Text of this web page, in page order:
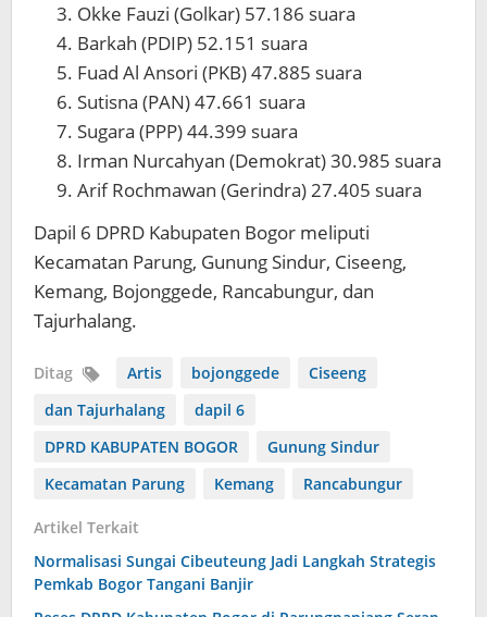
Okke Fauzi (Golkar) 57.186 suara
Barkah (PDIP) 52.151 suara
Fuad Al Ansori (PKB) 47.885 suara
Sutisna (PAN) 47.661 suara
Sugara (PPP) 44.399 suara
Irman Nurcahyan (Demokrat) 30.985 suara
Arif Rochmawan (Gerindra) 27.405 suara
Dapil 6 DPRD Kabupaten Bogor meliputi
Kecamatan Parung, Gunung Sindur, Ciseeng,
Kemang, Bojonggede, Rancabungur, dan
Tajurhalang.
Ditag Artis bojonggede
Ciseeng
dan Tajurhalang
dapil 6
DPRD KABUPATEN BOGOR
Gunung Sindur
Kecamatan Parung
Kemang Rancabungur
Artikel Terkait
Normalisasi Sungai Cibeuteung Jadi Langkah Strategis
Pemkab Bogor Tangani Banjir